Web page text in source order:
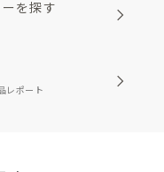
を探す
レポート